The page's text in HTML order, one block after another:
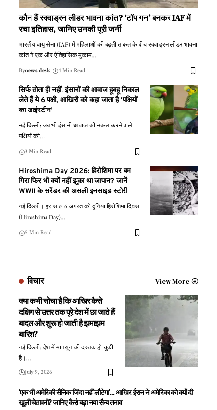
कौन हैं स्क्वाड्रन लीडर भावना कांत? ‘टॉप गन’ बनकर IAF में
रचा इतिहास, जानिए उनकी पूरी जर्नी
भारतीय वायु सेना (IAF) में महिलाओं की बढ़ती ताकत के बीच स्क्वाड्रन लीडर भावना
कांत ने एक और ऐतिहासिक मुकाम…
Bynews desk 4 Min Read
सिर्फ तोता ही नहीं! इंसानों की आवाज हूबहू निकाल
लेते हैं ये 6 पक्षी, आखिरी को कहा जाता है ‘पक्षियों
का आइंस्टीन’
नई दिल्ली: जब भी इंसानी आवाज की नकल करने वाले
पक्षियों की…
3 Min Read
Hiroshima Day 2026: हिरोशिमा पर बम
गिरा फिर भी क्यों नहीं झुका था जापान? जानें
WWII के सरेंडर की असली इनसाइड स्टोरी
नई दिल्ली। हर साल 6 अगस्त को दुनिया हिरोशिमा दिवस
(Hiroshima Day)…
5 Min Read
विचार View More
क्या कभी सोचा है कि आखिर कैसे
दक्षिण से उत्तर तक पूरे देश में छा जाते हैं
बादल और शुरू हो जाती है झमाझम
बारिश?
नई दिल्ली: देश में मानसून की दस्तक हो चुकी
है।…
July 9, 2026
‘एक भी अमेरिकी सैनिक जिंदा नहीं लौटेगा’… आखिर ईरान ने अमेरिका को क्यों दी
खुली चेतावनी? जानिए कैसे बढ़ा नया सैन्य तनाव